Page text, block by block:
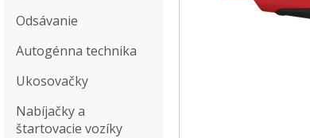
Odsávanie
Autogénna technika
Ukosovačky
Nabíjačky a
štartovacie vozíky